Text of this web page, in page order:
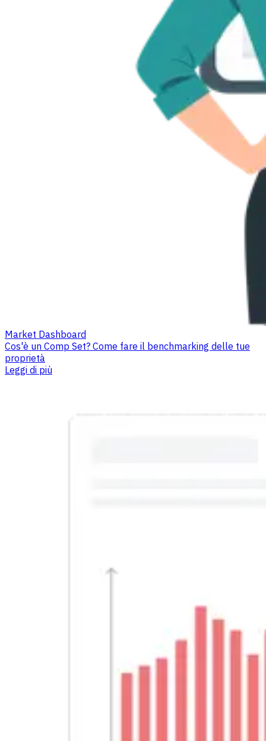
Market Dashboard
Cos'è un Comp Set? Come fare il benchmarking delle tue
proprietà
Leggi di più